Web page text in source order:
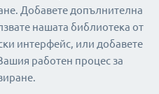
Добавете допълнителна
нашата библиотека от
интерфейс, или добавете
работен процес за